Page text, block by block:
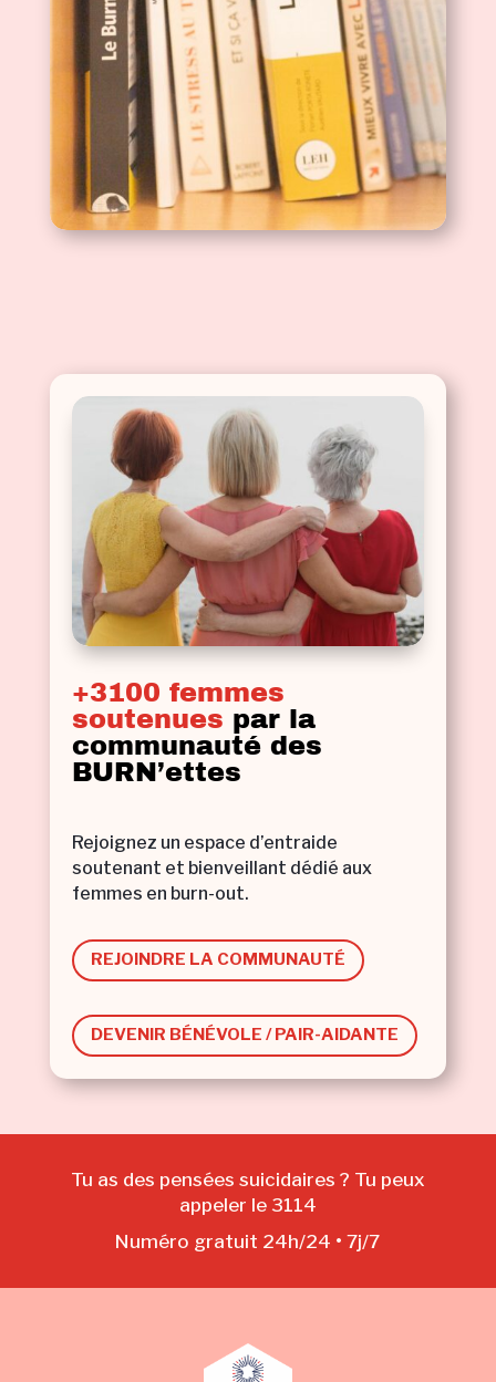
+3100 femmes
soutenues par la
communauté des
BURN’ettes
Rejoignez un espace d’entraide
soutenant et bienveillant dédié aux
femmes en burn-out.
REJOINDRE LA COMMUNAUTÉ
DEVENIR BÉNÉVOLE / PAIR-AIDANTE
Tu as des pensées suicidaires ? Tu peux
appeler le 3114
Numéro gratuit 24h/24 • 7j/7